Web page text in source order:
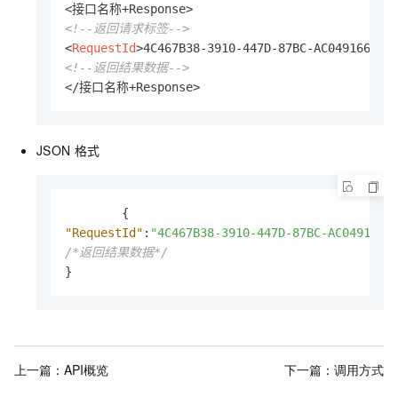
<!--返回请求标签-->
<RequestId>4C467B38-3910-447D-87BC-AC049166F216
<!--返回结果数据-->
JSON 格式
{
"RequestId" : "4C467B38-3910-447D-87BC-
/*返回结果数据*/
}
上一篇： API概览 下一篇： 调用方式